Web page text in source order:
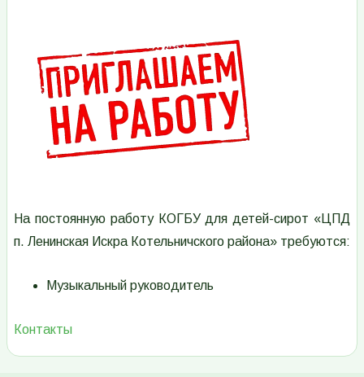
На постоянную работу КОГБУ для детей-сирот «ЦПД
п. Ленинская Искра Котельничского района» требуются:
Музыкальный руководитель
Контакты